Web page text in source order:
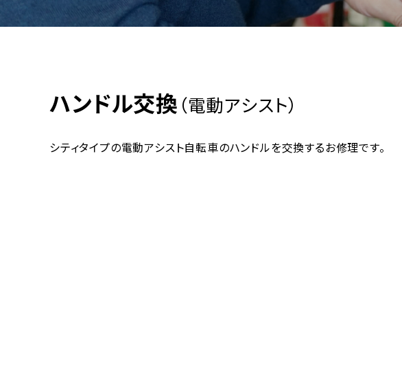
ハンドル交換 （電動アシスト）
シティタイプの電動アシスト自転車のハンドルを交換するお修理です。